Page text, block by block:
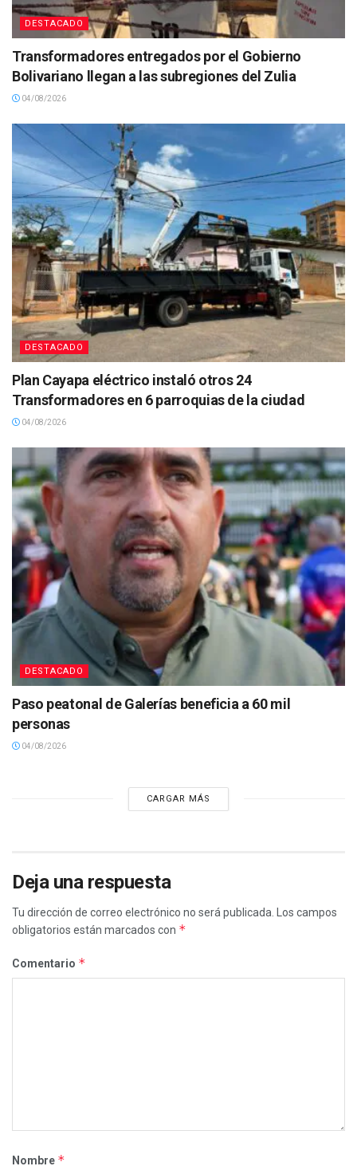
DESTACADO
Transformadores entregados por el Gobierno
Bolivariano llegan a las subregiones del Zulia
04/08/2026
DESTACADO
Plan Cayapa eléctrico instaló otros 24
Transformadores en 6 parroquias de la ciudad
04/08/2026
DESTACADO
Paso peatonal de Galerías beneficia a 60 mil
personas
04/08/2026
CARGAR MÁS
Deja una respuesta
Tu dirección de correo electrónico no será publicada.
Los campos
obligatorios están marcados con *
Comentario *
Nombre *